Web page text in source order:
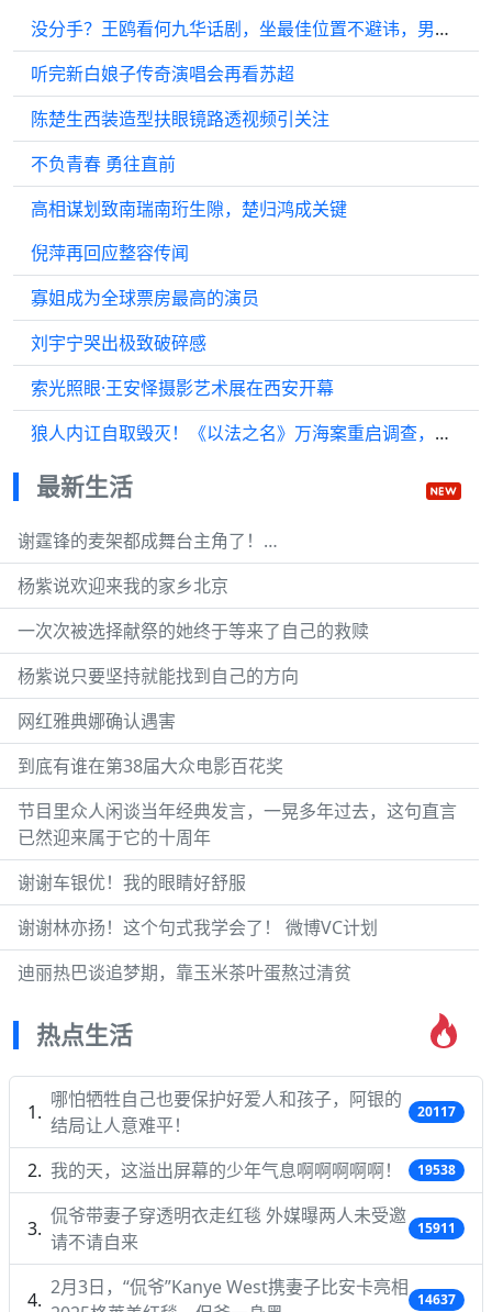
没分手？王鸥看何九华话剧，坐最佳位置不避讳，男方4月曾说未婚
听完新白娘子传奇演唱会再看苏超
陈楚生西装造型扶眼镜路透视频引关注
不负青春 勇往直前
高相谋划致南瑞南珩生隙，楚归鸿成关键
倪萍再回应整容传闻
寡姐成为全球票房最高的演员
刘宇宁哭出极致破碎感
索光照眼·王安怿摄影艺术展在西安开幕
狼人内讧自取毁灭！《以法之名》万海案重启调查，两个保护伞被抓
最新生活
谢霆锋的麦架都成舞台主角了！…
杨紫说欢迎来我的家乡北京
一次次被选择献祭的她终于等来了自己的救赎
杨紫说只要坚持就能找到自己的方向
网红雅典娜确认遇害
到底有谁在第38届大众电影百花奖
节目里众人闲谈当年经典发言，一晃多年过去，这句直言
已然迎来属于它的十周年
谢谢车银优！我的眼睛好舒服
谢谢林亦扬！这个句式我学会了！ 微博VC计划
迪丽热巴谈追梦期，靠玉米茶叶蛋熬过清贫
热点生活
哪怕牺牲自己也要保护好爱人和孩子，阿银的
结局让人意难平！
20117
我的天，这溢出屏幕的少年气息啊啊啊啊啊！ 19538
侃爷带妻子穿透明衣走红毯 外媒曝两人未受邀
请不请自来
15911
2月3日，“侃爷”Kanye West携妻子比安卡亮相
14637